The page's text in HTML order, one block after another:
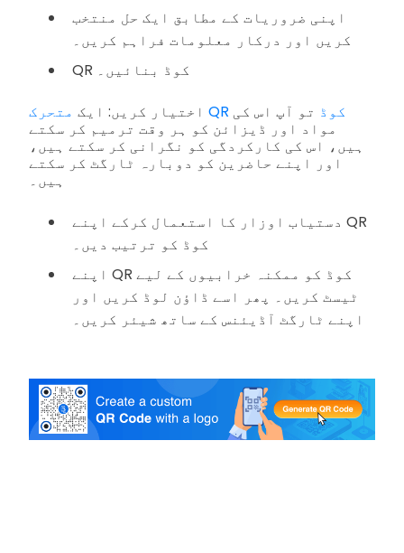
اپنی ضروریات کے مطابق ایک حل منتخب
کریں اور درکار معلومات فراہم کریں۔
QR کوڈ بنائیں۔
اختیار کریں: ایک
متحرک QR کوڈ تو آپ اس کی
مواد اور ڈیزائن کو ہر وقت ترمیم کر سکتے
ہیں، اس کی کارکردگی کو نگرانی کر سکتے ہیں،
اور اپنے حاضرین کو دوبارہ ٹارگٹ کر سکتے
ہیں۔
دستیاب اوزار کا استعمال کرکے اپنے QR
کوڈ کو ترتیب دیں۔
اپنے QR کوڈ کو ممکنہ خرابیوں کے لیے
ٹیسٹ کریں۔ پھر اسے ڈاؤن لوڈ کریں اور
اپنے ٹارگٹ آڈیئنس کے ساتھ شیئر کریں۔